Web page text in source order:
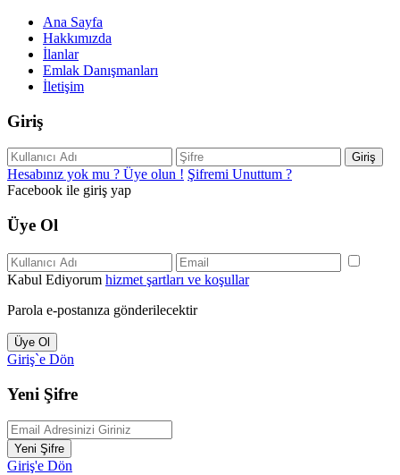
Ana Sayfa
Hakkımızda
İlanlar
Emlak Danışmanları
İletişim
Giriş
Giriş
Hesabınız yok mu ? Üye olun ! Şifremi Unuttum ?
Facebook ile giriş yap
Üye Ol
Kabul Ediyorum hizmet şartları ve koşullar
Parola e-postanıza gönderilecektir
Üye Ol
Giriş`e Dön
Yeni Şifre
Yeni Şifre
Giriş'e Dön